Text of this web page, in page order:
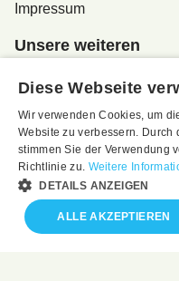
Impressum
Unsere weiteren
www.altstadtladen.at
www.robea.at
Sir Robert's Teehaus
Altstadtgasse
Diese Webseite
Wir verwenden Cookies, um
Website zu verbessern. Durch
stimmen Sie der Verwendung
Richtlinie zu. Weitere
DETAILS ANZEIGEN
ALLE AKZEPTIEREN